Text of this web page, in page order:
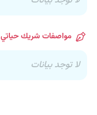
مواصفات شريك حياتي
لا توجد بيانات